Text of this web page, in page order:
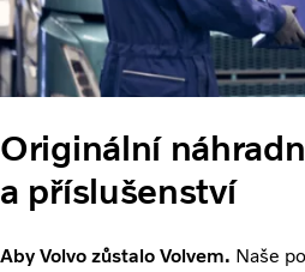
Originální
a příslušenství
Aby Volvo zůstalo Volvem. Naše